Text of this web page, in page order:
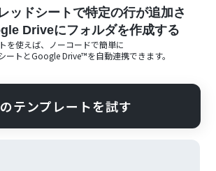
ッドシートで特定の行が追加さ
Driveにフォルダを作成する
を使えば、ノーコードで簡単に
ート とGoogle Drive™を自動連携できます。
テンプレートを試す